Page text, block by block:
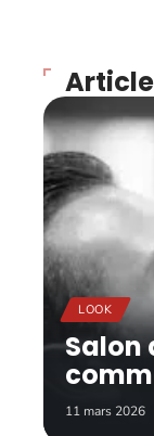
LOOK
Salon
11 mars 2026